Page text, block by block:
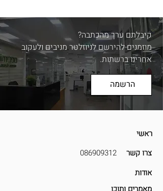
קיבלתם ערך מהכתבה?
מוזמנים להירשם לניוזלטר מניבים ולעקוב
אחרינו ברשתות.
הרשמה
ראשי
086909312
צרו קשר
אודות